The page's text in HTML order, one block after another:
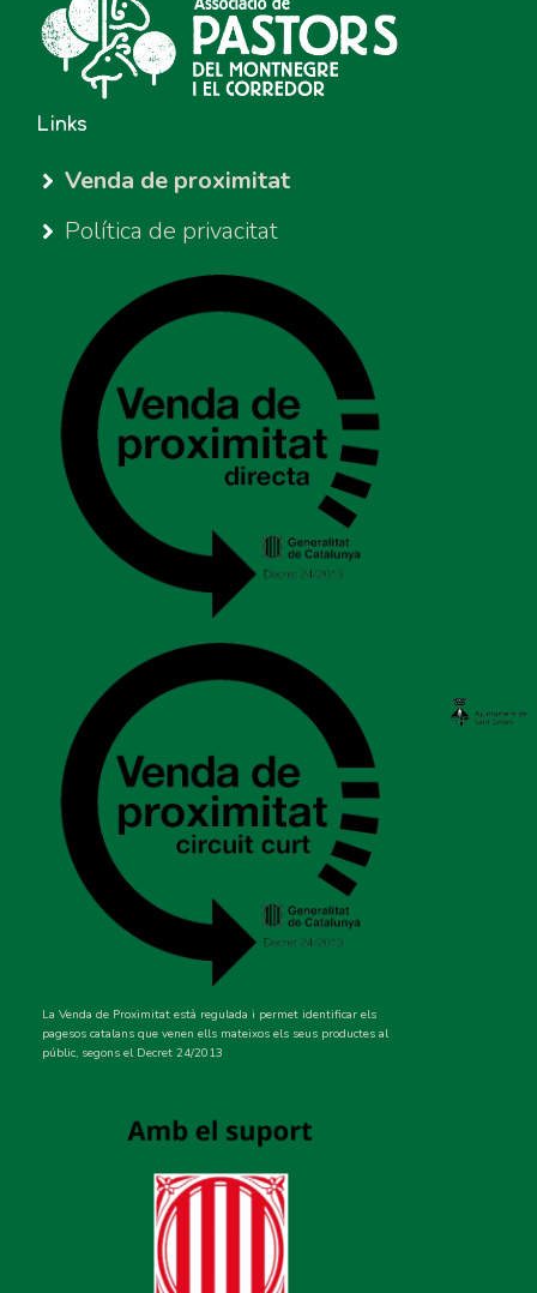
Links
Venda de proximitat
Política de privacitat
La Venda de Proximitat està regulada i permet identificar els
pagesos catalans que venen ells mateixos els seus productes al
públic, segons el Decret 24/2013